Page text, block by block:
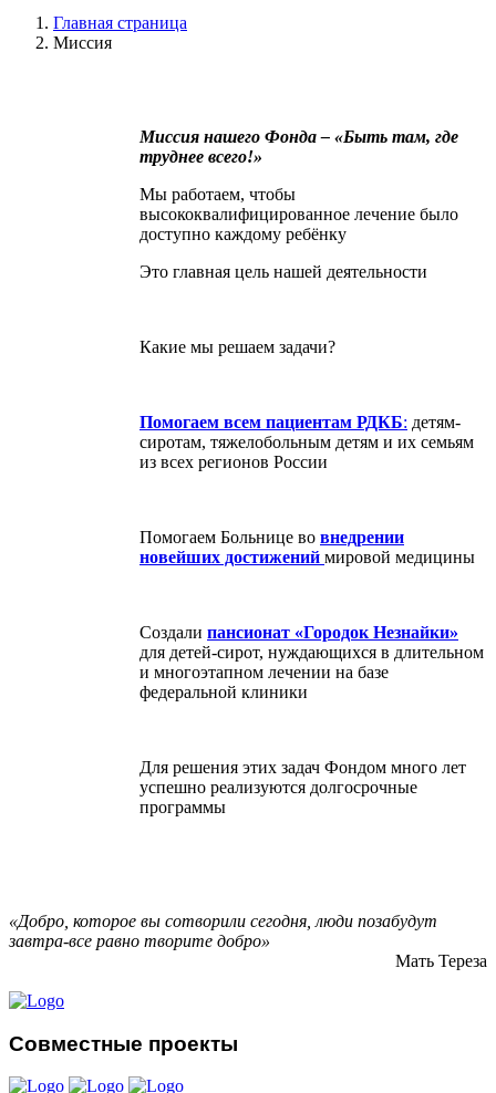
Главная страница
Миссия
Миссия нашего Фонда – «Быть там, где
труднее всего!»
Мы работаем, чтобы
высококвалифицированное лечение было
доступно каждому ребёнку
Это главная цель нашей деятельности
Какие мы решаем задачи?
Помогаем всем пациентам РДКБ: детям-
сиротам, тяжелобольным детям и их семьям
из всех регионов России
Помогаем Больнице во внедрении
новейших достижений мировой медицины
Создали пансионат «Городок Незнайки»
для детей-сирот, нуждающихся в длительном
и многоэтапном лечении на базе
федеральной клиники
Для решения этих задач Фондом много лет
успешно реализуются долгосрочные
программы
«Добро, которое вы сотворили сегодня, люди позабудут
завтра-все равно творите добро»
Мать Тереза
Совместные проекты